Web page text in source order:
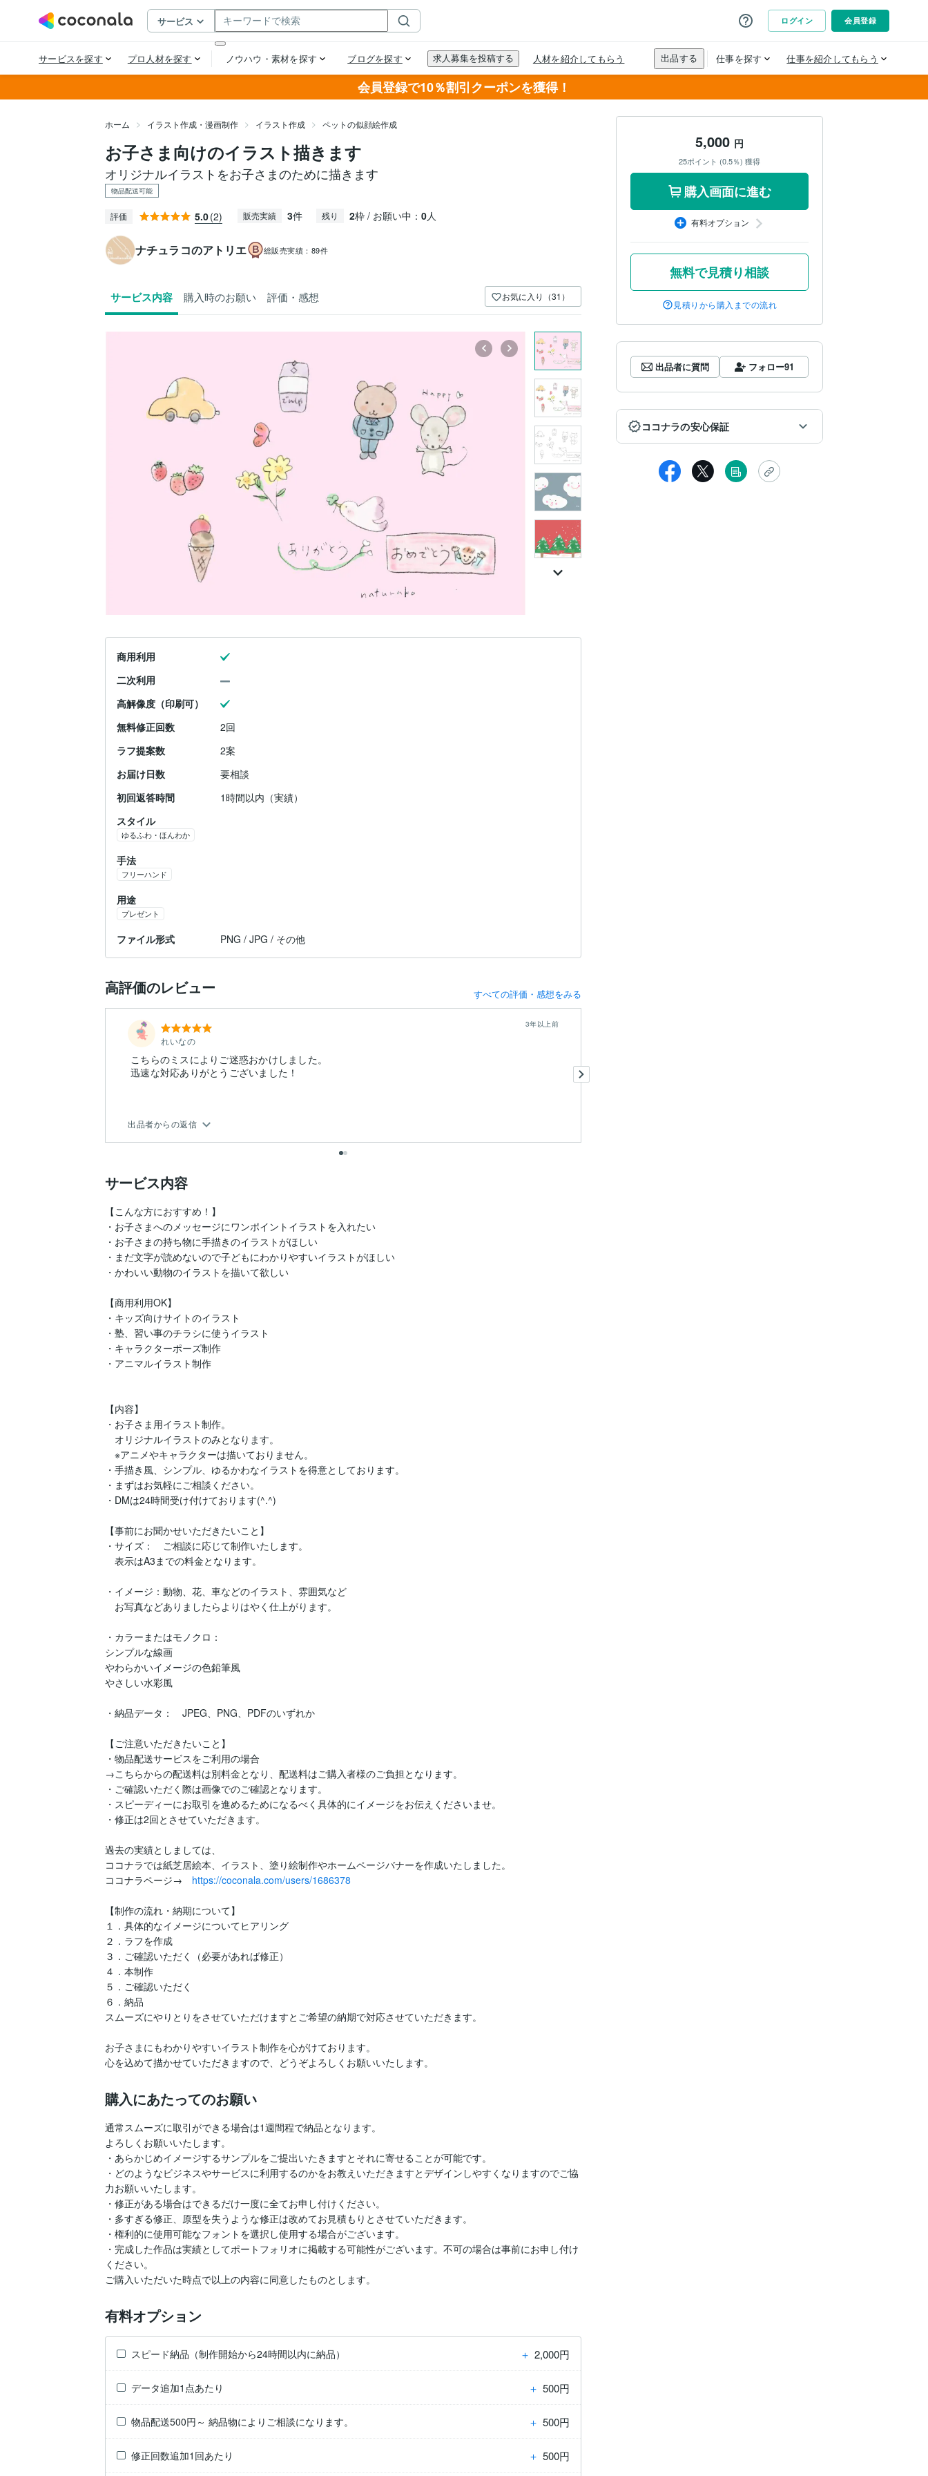
会員登録で10％割引クーポンを獲得！
ホーム イラスト作成・漫画制作 イラスト作成 ペットの似顔絵作成
お子さま向けのイラスト描きます
オリジナルイラストをお子さまのために描きます
物品配送可能
評価 5.0(2) 販売実績 3件 残り 2枠 / お願い中： 0人
ナチュラコのアトリエ 総販売実績： 89件
サービス内容 購入時のお願い 評価・感想 お気に入り（31）
商用利用
二次利用
高解像度（印刷可）
無料修正回数
2回
ラフ提案数
2案
お届け日数
要相談
初回返答時間
1時間以内（実績）
スタイル
ゆるふわ・ほんわか
手法
フリーハンド
用途
プレゼント
ファイル形式 PNG / JPG / その他
高評価のレビュー すべての評価・感想をみる
れいなの
3年以上前
こちらのミスによりご迷惑おかけしました。
迅速な対応ありがとうございました！
出品者からの返信
サービス内容
【こんな方におすすめ！】
・お子さまへのメッセージにワンポイントイラストを入れたい
・お子さまの持ち物に手描きのイラストがほしい
・まだ文字が読めないので子どもにわかりやすいイラストがほしい
・かわいい動物のイラストを描いて欲しい
【商用利用OK】
・キッズ向けサイトのイラスト
・塾、習い事のチラシに使うイラスト
・キャラクターポーズ制作
・アニマルイラスト制作
【内容】
・お子さま用イラスト制作。
オリジナルイラストのみとなります。
※アニメやキャラクターは描いておりません。
・手描き風、シンプル、ゆるかわなイラストを得意としております。
・まずはお気軽にご相談ください。
・DMは24時間受け付けております(^.^)
【事前にお聞かせいただきたいこと】
・サイズ：　ご相談に応じて制作いたします。
表示はA3までの料金となります。
・イメージ：動物、花、車などのイラスト、雰囲気など
お写真などありましたらよりはやく仕上がります。
・カラーまたはモノクロ：
シンプルな線画
やわらかいイメージの色鉛筆風
やさしい水彩風
・納品データ：　JPEG、PNG、PDFのいずれか
【ご注意いただきたいこと】
・物品配送サービスをご利用の場合
→こちらからの配送料は別料金となり、配送料はご購入者様のご負担となります。
・ご確認いただく際は画像でのご確認となります。
・スピーディーにお取引を進めるためになるべく具体的にイメージをお伝えくださいませ。
・修正は2回とさせていただきます。
過去の実績としましては、
ココナラでは紙芝居絵本、イラスト、塗り絵制作やホームページバナーを作成いたしました。
ココナラページ→ https://coconala.com/users/1686378
【制作の流れ・納期について】
１．具体的なイメージについてヒアリング
２．ラフを作成
３．ご確認いただく（必要があれば修正）
４．本制作
５．ご確認いただく
６．納品
スムーズにやりとりをさせていただけますとご希望の納期で対応させていただきます。
お子さまにもわかりやすいイラスト制作を心がけております。
心を込めて描かせていただきますので、どうぞよろしくお願いいたします。
購入にあたってのお願い
通常スムーズに取引ができる場合は1週間程で納品となります。
よろしくお願いいたします。
・あらかじめイメージするサンプルをご提出いたきますとそれに寄せることが可能です。
・どのようなビジネスやサービスに利用するのかをお教えいただきますとデザインしやすくなりますのでご協
力お願いいたします。
・修正がある場合はできるだけ一度に全てお申し付けください。
・多すぎる修正、原型を失うような修正は改めてお見積もりとさせていただきます。
・権利的に使用可能なフォントを選択し使用する場合がございます。
・完成した作品は実績としてポートフォリオに掲載する可能性がございます。不可の場合は事前にお申し付け
ください。
ご購入いただいた時点で以上の内容に同意したものとします。
有料オプション
スピード納品（制作開始から24時間以内に納品） ＋ 2,000円
データ追加1点あたり ＋ 500円
物品配送500円～ 納品物によりご相談になります。 ＋ 500円
修正回数追加1回あたり ＋ 500円
5,000 円
25ポイント (0.5％) 獲得
購入画面に進む
有料オプション
無料で見積り相談
見積りから購入までの流れ
出品者に質問 フォロー91
ココナラの安心保証